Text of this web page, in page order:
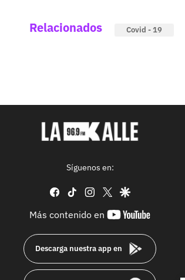
Relacionados Covid - 19
Síguenos en:
facebook
tiktok instagram
twittergoogle
Más contenido en
youtube-
Descarga nuestra app en